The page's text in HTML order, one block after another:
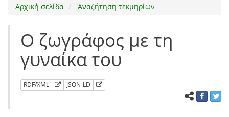
Αρχική σελίδα Αναζήτηση τεκμηρίων
Ο ζωγράφος με τη
γυναίκα του
RDF/XML JSON-LD